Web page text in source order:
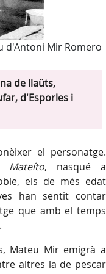
d'Antoni Mir Romero
de llaüts,
d'Esporles i
el personatge.
Mateíto, nasqué a
els de més edat
han sentit contar
que amb el temps
Mateu Mir emigrà a
altres la de pescar